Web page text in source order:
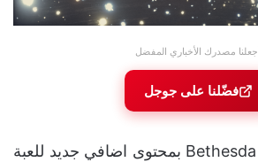
أجعلنا مصدرك الأخباري المفضل
فضّلنا على جوجل
وعد استديو Bethesda Game بمحتوى اضافي جديد للعبة